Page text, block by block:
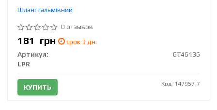
Шланг гальмівний
0 отзывов
181 грн
срок 3 дн.
Артикул:
6T46136
LPR
КУПИТЬ Код: 147957-7